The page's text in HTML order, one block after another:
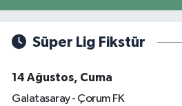
Süper Lig Fikstür
14 Ağustos, Cuma
Galatasaray - Çorum FK